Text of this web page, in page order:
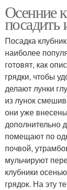
Осенние
посадить
Посадка
наиболее
готовят, как
грядки, чтобы
делают лунки
из лунок
они уже
дополнительно
помещают по
почвой,
мульчируют
клубники
грядок. На эту